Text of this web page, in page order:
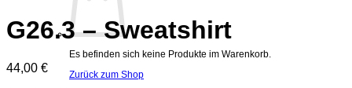
Es befinden sich keine Produkte im Warenkorb.
Zurück zum Shop
G26.3 – Sweatshirt
44,00 €